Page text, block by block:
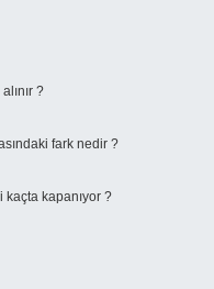
?
fark nedir ?
kapanıyor ?